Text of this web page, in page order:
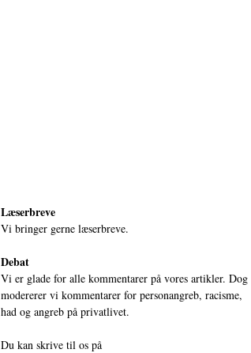
Læserbreve
Vi bringer gerne læserbreve.
Debat
Vi er glade for alle kommentarer på vores artikler. Dog
modererer vi kommentarer for personangreb, racisme,
had og angreb på privatlivet.
Du kan skrive til os på